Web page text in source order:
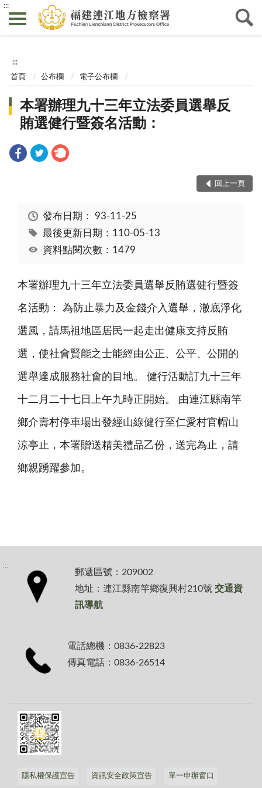
:::
:::
首頁 公布欄 電子公布欄
本署辦理九十三年立法委員選舉反
賄選健行暨簽名活動：
回上一頁
發布日期： 93-11-25
最後更新日期：110-05-13
資料點閱次數：1479
本署辦理九十三年立法委員選舉反賄選健行暨簽
名活動： 為防止暴力及金錢介入選舉，澈底淨化
選風，請馬祖地區居民一起走出健康支持反賄
選，使社會賢能之士能經由公正、公平、公開的
選舉達成服務社會的目地。 健行活動訂九十三年
十二月二十七日上午九時正開始。 由連江縣南竿
鄉介壽村停車場出發經山線健行至仁愛村官帽山
涼亭止，本署贈送精美禮品乙份，送完為止，請
鄉親踴躍參加。
:::
郵遞區號：209002
地址：連江縣南竿鄉復興村210號 交通資
訊導航
電話總機：0836-22823
傳真電話：0836-26514
隱私權保護宣告 資訊安全政策宣告 單一申辦窗口